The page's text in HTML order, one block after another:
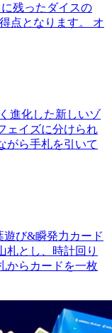
残ったダイスの
点となります。 オ
進化した新しいゾ
ェイズに分けられ
がら手札を引いて
遊び&瞬発力カード
札とし、時計回り
からカードを一枚